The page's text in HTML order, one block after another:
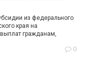
из федерального
края на
гражданам,
0